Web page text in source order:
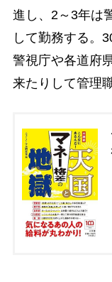
進し、2～3年は
して勤務する。
警視庁や各道府
来たりして管理